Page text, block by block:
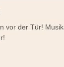
vor der Tür!